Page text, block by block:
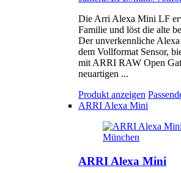
Die Arri Alexa Mini LF
Familie und löst die alte
Der unverkennliche
dem Vollformat Sensor,
mit ARRI RAW Open
neuartigen ...
Produkt anzeigen
ARRI Alexa Mini
ARRI Alexa Mini